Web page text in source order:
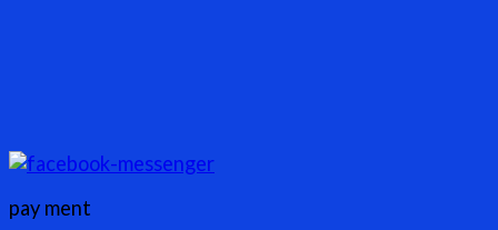
pay ment